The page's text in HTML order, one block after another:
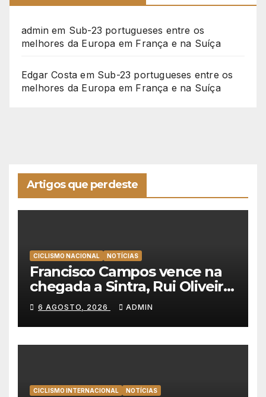
admin em Sub-23 portugueses entre os
melhores da Europa em França e na Suíça
Edgar Costa em Sub-23 portugueses entre os
melhores da Europa em França e na Suíça
Artigos que perdeste
CICLISMO NACIONAL NOTÍCIAS
Francisco Campos vence na
chegada a Sintra, Rui Oliveira
veste de amarelo na Volta a
Portugal
6 AGOSTO, 2026 ADMIN
CICLISMO INTERNACIONAL NOTÍCIAS